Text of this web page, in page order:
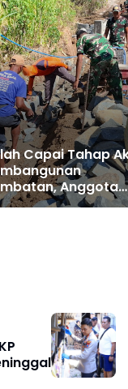
Capai Tahap
Anggota
TMMD Ke-129